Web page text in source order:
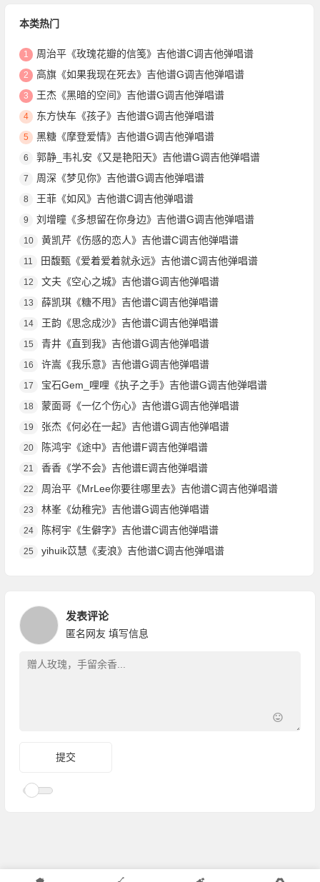
本类热门
1 周治平《玫瑰花瓣的信笺》吉他谱C调吉他弹唱谱
2 高旗《如果我现在死去》吉他谱G调吉他弹唱谱
3 王杰《黑暗的空间》吉他谱G调吉他弹唱谱
4 东方快车《孩子》吉他谱G调吉他弹唱谱
5 黑糖《摩登爱情》吉他谱G调吉他弹唱谱
6 郭静_韦礼安《又是艳阳天》吉他谱G调吉他弹唱谱
7 周深《梦见你》吉他谱G调吉他弹唱谱
8 王菲《如风》吉他谱C调吉他弹唱谱
9 刘增瞳《多想留在你身边》吉他谱G调吉他弹唱谱
10 黄凯芹《伤感的恋人》吉他谱C调吉他弹唱谱
11 田馥甄《爱着爱着就永远》吉他谱C调吉他弹唱谱
12 文夫《空心之城》吉他谱G调吉他弹唱谱
13 薛凯琪《糖不甩》吉他谱C调吉他弹唱谱
14 王韵《思念成沙》吉他谱C调吉他弹唱谱
15 青井《直到我》吉他谱G调吉他弹唱谱
16 许嵩《我乐意》吉他谱G调吉他弹唱谱
17 宝石Gem_哩哩《执子之手》吉他谱G调吉他弹唱谱
18 蒙面哥《一亿个伤心》吉他谱G调吉他弹唱谱
19 张杰《何必在一起》吉他谱G调吉他弹唱谱
20 陈鸿宇《途中》吉他谱F调吉他弹唱谱
21 香香《学不会》吉他谱E调吉他弹唱谱
22 周治平《MrLee你要往哪里去》吉他谱C调吉他弹唱谱
23 林峯《幼稚完》吉他谱G调吉他弹唱谱
24 陈柯宇《生僻字》吉他谱C调吉他弹唱谱
25 yihuik苡慧《麦浪》吉他谱C调吉他弹唱谱
发表评论
匿名网友 填写信息